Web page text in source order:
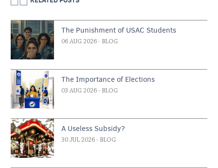
The Punishment of USAC Students
06 AUG 2026 - BLOG
The Importance of Elections
03 AUG 2026 - BLOG
A Useless Subsidy?
30 JUL 2026 - BLOG